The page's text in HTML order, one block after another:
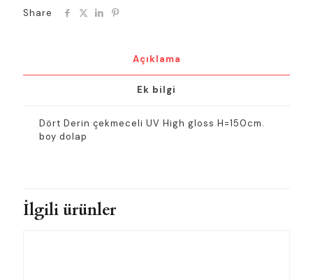
Share
Açıklama
Ek bilgi
Dört Derin çekmeceli UV High gloss H=150cm.
boy dolap
İlgili ürünler